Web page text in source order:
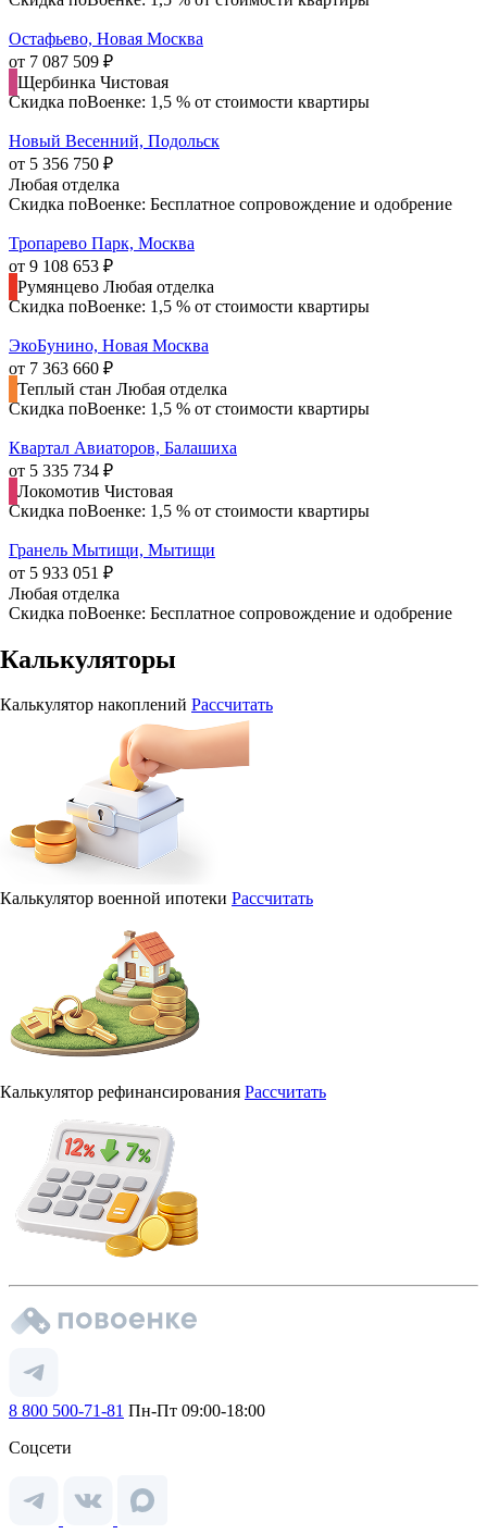
Остафьево, Новая Москва
от 7 087 509 ₽
Щербинка Чистовая
Скидка поВоенке: 1,5 % от стоимости квартиры
Новый Весенний, Подольск
от 5 356 750 ₽
Любая отделка
Скидка поВоенке: Бесплатное сопровождение и одобрение
Тропарево Парк, Москва
от 9 108 653 ₽
Румянцево Любая отделка
Скидка поВоенке: 1,5 % от стоимости квартиры
ЭкоБунино, Новая Москва
от 7 363 660 ₽
Теплый стан Любая отделка
Скидка поВоенке: 1,5 % от стоимости квартиры
Квартал Авиаторов, Балашиха
от 5 335 734 ₽
Локомотив Чистовая
Скидка поВоенке: 1,5 % от стоимости квартиры
Гранель Мытищи, Мытищи
от 5 933 051 ₽
Любая отделка
Скидка поВоенке: Бесплатное сопровождение и одобрение
Калькуляторы
Калькулятор накоплений Рассчитать
Калькулятор военной ипотеки Рассчитать
Калькулятор рефинансирования Рассчитать
8 800 500-71-81 Пн-Пт 09:00-18:00
Соцсети